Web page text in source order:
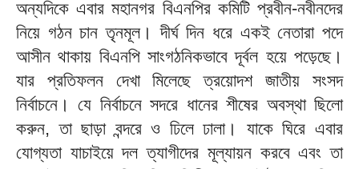
অন্যদিকে এবার মহানগর বিএনপির কমিটি প্রবীন-নবীনদের
নিয়ে গঠন চান তৃনমূল। দীর্ঘ দিন ধরে একই নেতারা পদে
আসীন থাকায় বিএনপি সাংগঠনিকভাবে দূর্বল হয়ে পড়েছে।
যার প্রতিফলন দেখা মিলেছে ত্রয়োদশ জাতীয় সংসদ
নির্বাচনে। যে নির্বাচনে সদরে ধানের শীষের অবস্থা ছিলো
করুন, তা ছাড়া বন্দরে ও ঢিলে ঢালা। যাকে ঘিরে এবার
যোগ্যতা যাচাইয়ে দল ত্যাগীদের মূল্যায়ন করবে এবং তা